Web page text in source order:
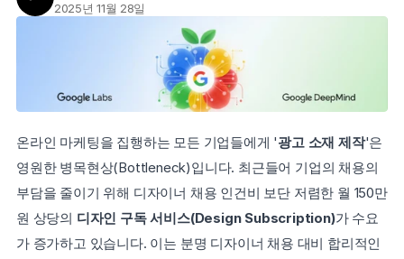
2025년 11월 28일
온라인 마케팅을 집행하는 모든 기업들에게 '광고 소재 제작'은
영원한 병목현상(Bottleneck)입니다. 최근들어 기업의 채용의
부담을 줄이기 위해 디자이너 채용 인건비 보단 저렴한 월 150만
원 상당의 디자인 구독 서비스(Design Subscription)가 수요
가 증가하고 있습니다. 이는 분명 디자이너 채용 대비 합리적인